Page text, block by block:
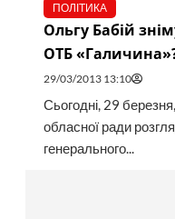
ПОЛІТИКА
Ольгу Бабій
ОТБ
29/03/2013 13:10
Сьогодні, 29
обласної ради
генерального...